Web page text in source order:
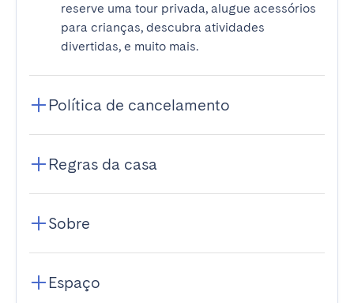
reserve uma tour privada, alugue acessórios
para crianças, descubra atividades
divertidas, e muito mais.
Política de cancelamento
Regras da casa
Sobre
Espaço